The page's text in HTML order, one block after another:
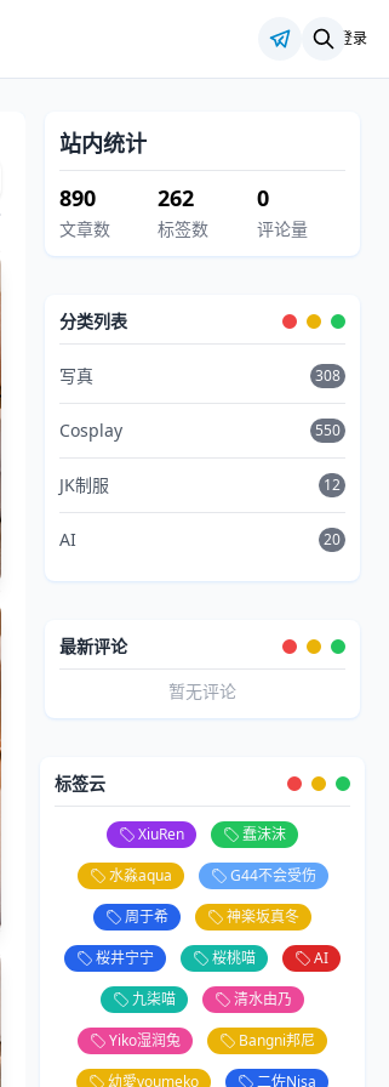
登录
站内统计
890
文章数
262
标签数
0
评论量
分类列表
写真 308
Cosplay 550
JK制服 12
AI 20
最新评论
暂无评论
标签云
XiuRen
蠢沫沫
水淼aqua
G44不会受伤
周于希
神楽坂真冬
桜井宁宁
桜桃喵
AI
九柒喵
清水由乃
Yiko湿润兔
Bangni邦尼
幼愛youmeko
二佐Nisa